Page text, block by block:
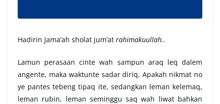
Hadirin Jama’ah sholat jum’at rahimakuullah..
Lamun perasaan cinte wah sampun araq leq dalem
angente, maka waktunte sadar diriq, Apakah nikmat no
ye pantes tebeng tipaq ite, sedangkan leman kelemaq,
leman rubin, leman seminggu saq wah liwat bahkan